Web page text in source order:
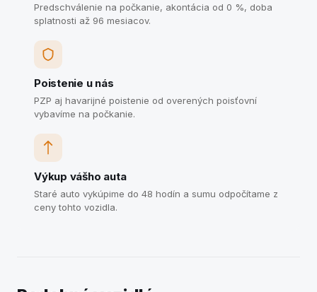
Predschválenie na počkanie, akontácia od 0 %, doba
splatnosti až 96 mesiacov.
Poistenie u nás
PZP aj havarijné poistenie od overených poisťovní
vybavíme na počkanie.
Výkup vášho auta
Staré auto vykúpime do 48 hodín a sumu odpočítame z
ceny tohto vozidla.